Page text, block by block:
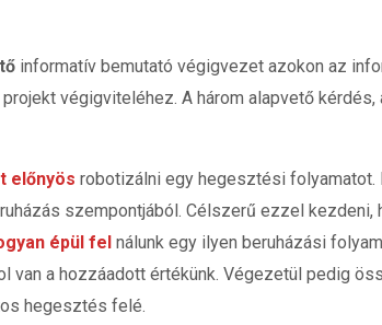
informatív bemutató végigvezet azokon az
végigviteléhez. A három alapvető
előnyös robotizálni egy hegesztési
szempontjából. Célszerű ezzel
épül fel nálunk egy ilyen beruházási
van a hozzáadott értékünk. Végezetül pedig
hegesztés felé.